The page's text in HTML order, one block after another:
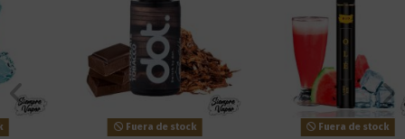
Fuera de stock Fuera de stock